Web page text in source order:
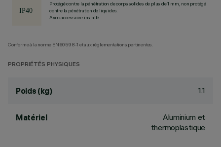
Protégé contre la pénétration de corps solides de plus de 1 mm, non protégé
contre la pénétration de liquides.
Avec accessoire installé
Conforme à la norme EN60598-1 et aux réglementations pertinentes.
PROPRIÉTÉS PHYSIQUES
Poids (kg) 1.1
Matériel
Aluminium et
thermoplastique